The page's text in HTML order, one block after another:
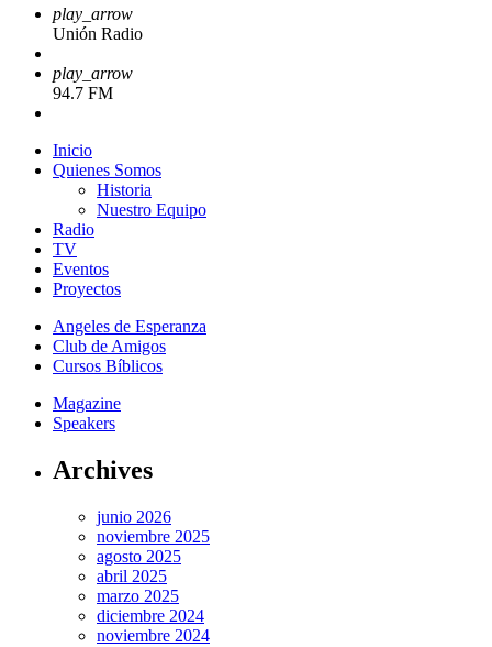
play_arrow
Unión Radio
play_arrow
94.7 FM
Inicio
Quienes Somos
Historia
Nuestro Equipo
Radio
TV
Eventos
Proyectos
Angeles de Esperanza
Club de Amigos
Cursos Bíblicos
Magazine
Speakers
Archives
junio 2026
noviembre 2025
agosto 2025
abril 2025
marzo 2025
diciembre 2024
noviembre 2024